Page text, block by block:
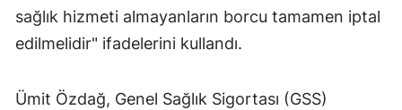
sağlık hizmeti almayanların borcu tamamen iptal
edilmelidir" ifadelerini kullandı.
Ümit Özdağ, Genel Sağlık Sigortası (GSS)